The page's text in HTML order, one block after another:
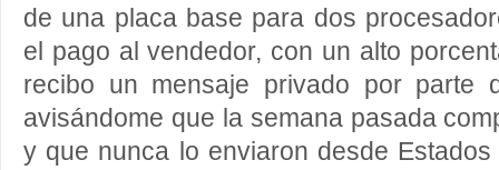
de una placa base para dos
el pago al vendedor, con un alto
recibo un mensaje privado por parte
avisándome que la semana pasada
y que nunca lo enviaron desde